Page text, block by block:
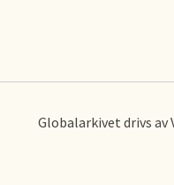
Globalarkivet drivs